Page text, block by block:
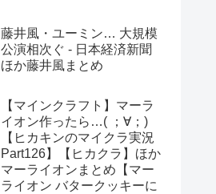
藤井風・ユーミン… 大規模
公演相次ぐ - 日本経済新聞
ほか藤井風まとめ
【マインクラフト】マーラ
イオン作ったら…( ；∀；)
【ヒカキンのマイクラ実況
Part126】【ヒカクラ】ほか
マーライオンまとめ【マー
ライオン バタークッキーに